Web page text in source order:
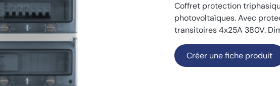
Coffret protection
photovoltaïques. Avec
transitoires 4x25A 380V.
Créer une fiche produit